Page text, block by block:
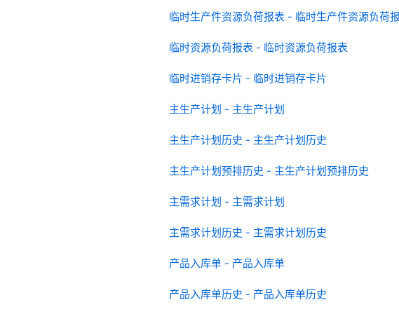
临时生产件资源负荷报表 - 临时生产件资源负荷
临时资源负荷报表 - 临时资源负荷报表
临时进销存卡片 - 临时进销存卡片
主生产计划 - 主生产计划
主生产计划历史 - 主生产计划历史
主生产计划预排历史 - 主生产计划预排历史
主需求计划 - 主需求计划
主需求计划历史 - 主需求计划历史
产品入库单 - 产品入库单
产品入库单历史 - 产品入库单历史